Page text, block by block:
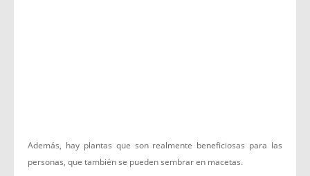
Además, hay plantas que son realmente beneficiosas para las
personas, que también se pueden sembrar en macetas.